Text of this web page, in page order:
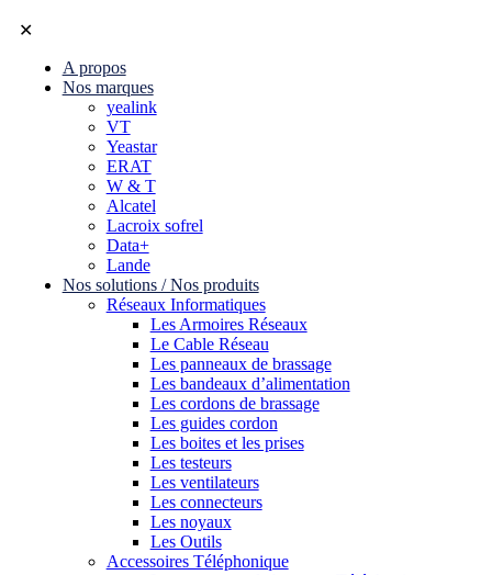
✕
A propos
Nos marques
yealink
VT
Yeastar
ERAT
W & T
Alcatel
Lacroix sofrel
Data+
Lande
Nos solutions / Nos produits
Réseaux Informatiques
Les Armoires Réseaux
Le Cable Réseau
Les panneaux de brassage
Les bandeaux d’alimentation
Les cordons de brassage
Les guides cordon
Les boites et les prises
Les testeurs
Les ventilateurs
Les connecteurs
Les noyaux
Les Outils
Accessoires Téléphonique